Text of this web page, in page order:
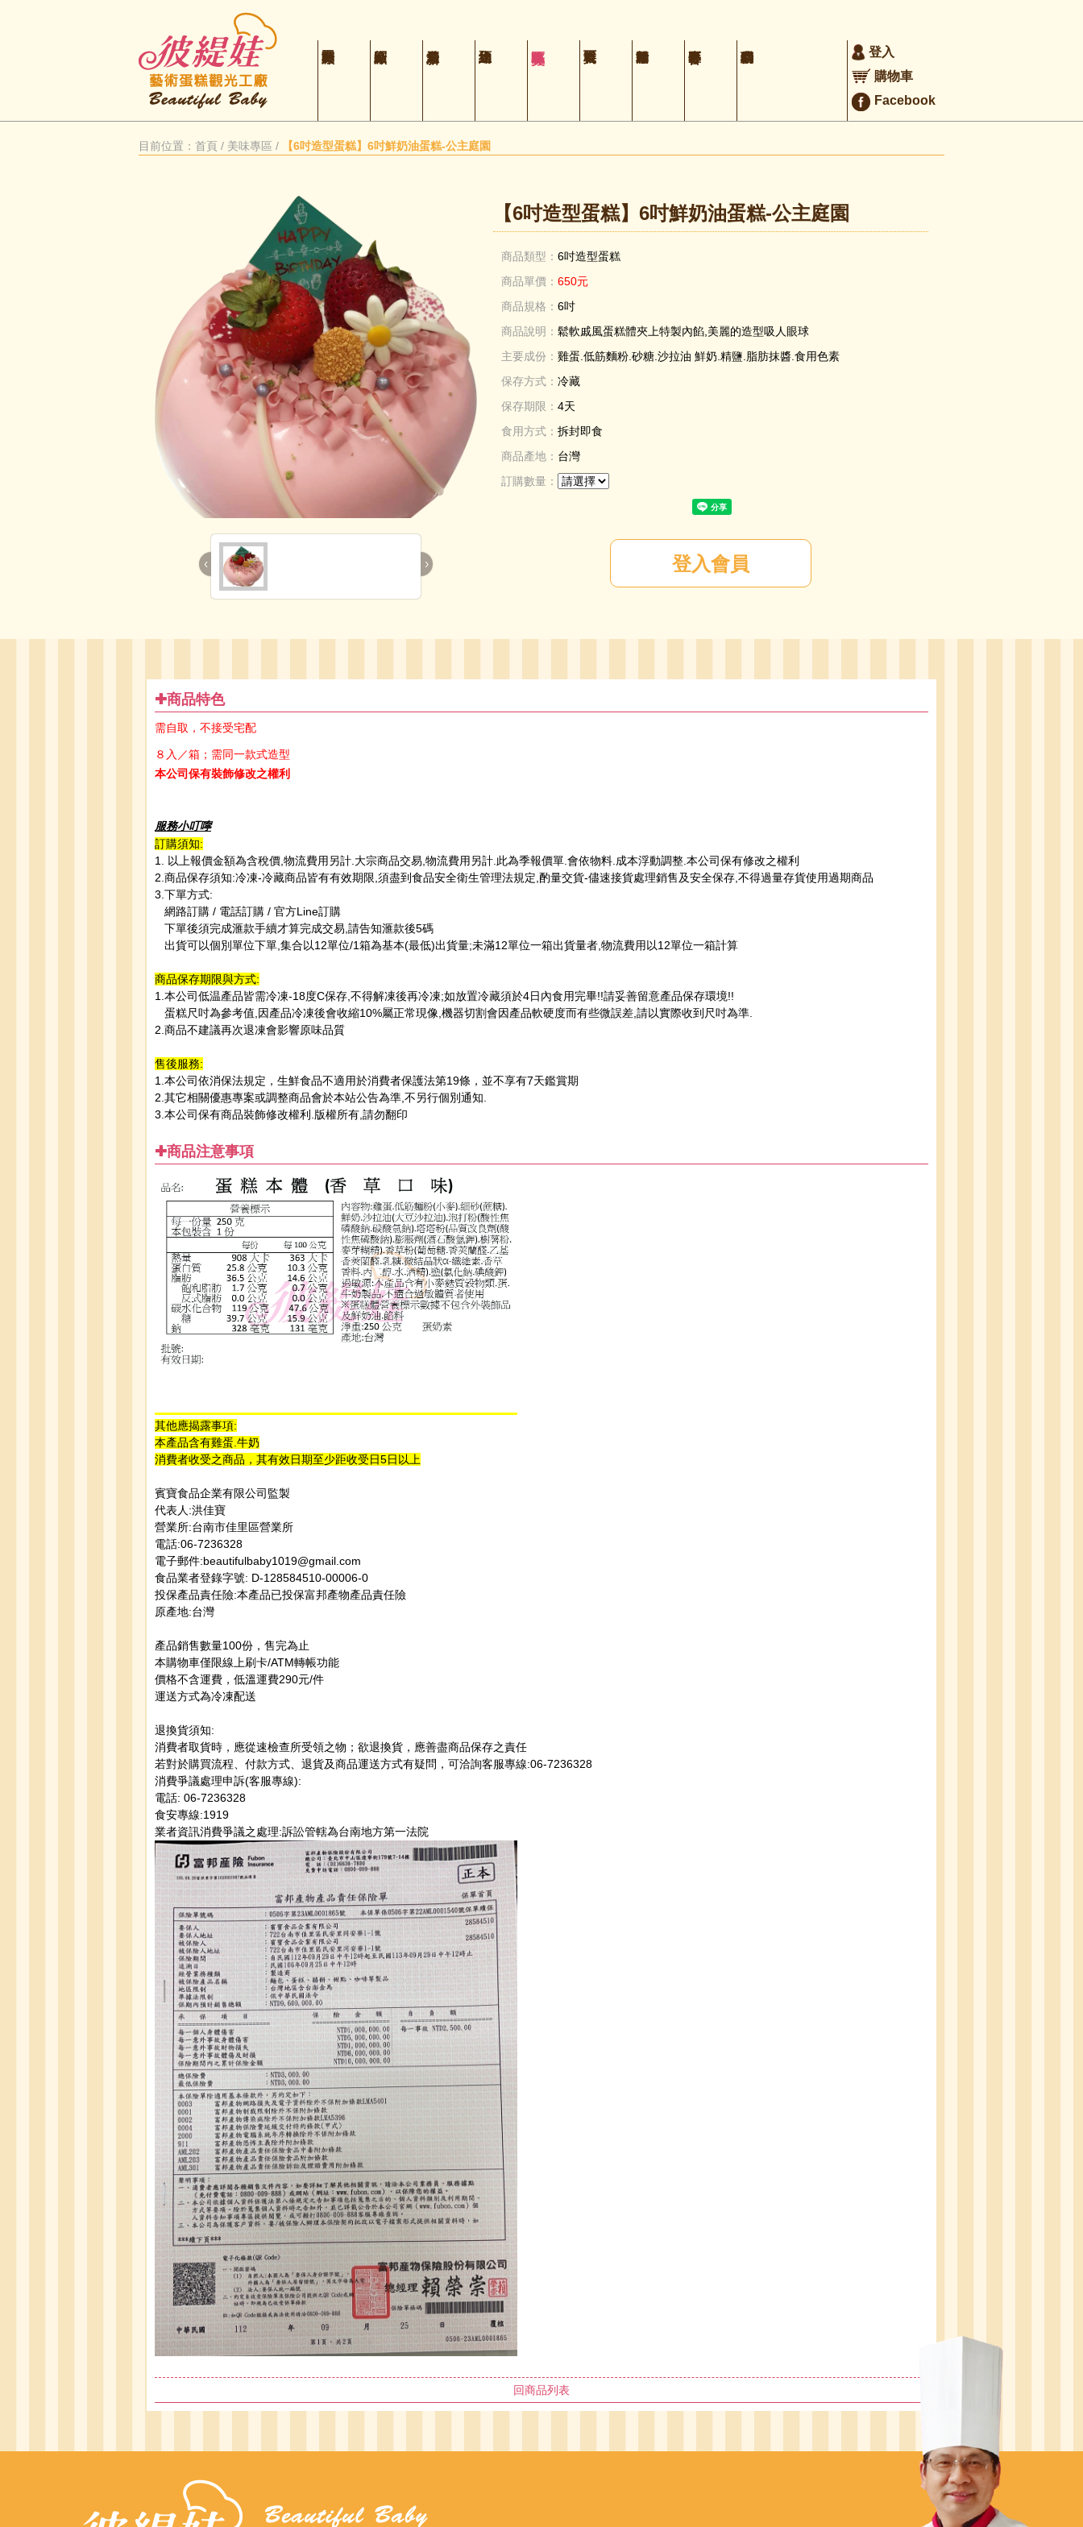
登入
購物車
Facebook
目前位置： 首頁 / 美味專區 / 【6吋造型蛋糕】6吋鮮奶油蛋糕-公主庭園
‹ ›
【6吋造型蛋糕】6吋鮮奶油蛋糕-公主庭園
商品類型： 6吋造型蛋糕
商品單價： 650元
商品規格： 6吋
商品說明： 鬆軟戚風蛋糕體夾上特製內餡,美麗的造型吸人眼球
主要成份： 雞蛋.低筋麵粉.砂糖.沙拉油 鮮奶.精鹽.脂肪抹醬.食用色素
保存方式： 冷藏
保存期限： 4天
食用方式： 拆封即食
商品產地： 台灣
訂購數量：
✚商品特色
需自取，不接受宅配
８入／箱；需同一款式造型
本公司保有裝飾修改之權利
服務小叮嚀
訂購須知:
1. 以上報價金額為含稅價,物流費用另計.大宗商品交易,物流費用另計.此為季報價單.會依物料.成本浮動調整.本公司保有修改之權利
2.商品保存須知:冷凍-冷藏商品皆有有效期限,須盡到食品安全衛生管理法規定,酌量交貨-儘速接貨處理銷售及安全保存,不得過量存貨使用過期商品
3.下單方式:
網路訂購 / 電話訂購 / 官方Line訂購
下單後須完成滙款手續才算完成交易,請告知滙款後5碼
出貨可以個別單位下單,集合以12單位/1箱為基本(最低)出貨量;未滿12單位一箱出貨量者,物流費用以12單位一箱計算
商品保存期限與方式:
1.本公司低温產品皆需冷凍-18度C保存,不得解凍後再冷凍;如放置冷藏須於4日內食用完畢!!請妥善留意產品保存環境!!
蛋糕尺吋為參考值,因產品冷凍後會收縮10%屬正常現像,機器切割會因產品軟硬度而有些微誤差,請以實際收到尺吋為準.
2.商品不建議再次退凍會影響原味品質
售後服務:
1.本公司依消保法規定，生鮮食品不適用於消費者保護法第19條，並不享有7天鑑賞期
2.其它相關優惠專案或調整商品會於本站公告為準,不另行個別通知.
3.本公司保有商品裝飾修改權利.版權所有,請勿翻印
✚商品注意事項
其他應揭露事項:
本產品含有雞蛋.牛奶
消費者收受之商品，其有效日期至少距收受日5日以上
賓寶食品企業有限公司監製
代表人:洪佳寶
營業所:台南市佳里區營業所
電話:06-7236328
電子郵件:beautifulbaby1019@gmail.com
食品業者登錄字號: D-128584510-00006-0
投保產品責任險:本產品已投保富邦產物產品責任險
原產地:台灣
產品銷售數量100份，售完為止
本購物車僅限線上刷卡/ATM轉帳功能
價格不含運費，低溫運費290元/件
運送方式為冷凍配送
退換貨須知:
消費者取貨時，應從速檢查所受領之物；欲退換貨，應善盡商品保存之責任
若對於購買流程、付款方式、退貨及商品運送方式有疑問，可洽詢客服專線:06-7236328
消費爭議處理申訴(客服專線):
電話: 06-7236328
食安專線:1919
業者資訊消費爭議之處理:訴訟管轄為台南地方第一法院
回商品列表